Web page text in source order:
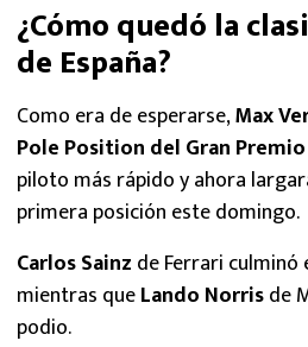
¿Cómo quedó la
de España?
Como era de esperarse,Max
Pole Position del Gran Premio
piloto más rápido y ahora
primera posición este domingo.
Carlos Sainz de Ferrari culminó
mientras queLando Norrisde
podio.